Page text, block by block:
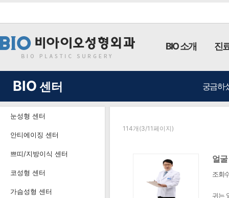
BIO 소개 진
BIO 센터 궁금하
눈성형 센터
안티에이징 센터
쁘띠/지방이식 센터
코성형 센터
가슴성형 센터
114개(3/11페이지)
얼
조회
귀는